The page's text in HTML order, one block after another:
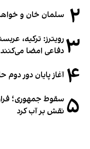
۲ سلمان خان و
۳رویترز: ترکیه،
دفاعی امضا می‌کنند
۴ آغاز پایان دور دوم
۵ سقوط جمهوری؛
نقش بر آب کرد